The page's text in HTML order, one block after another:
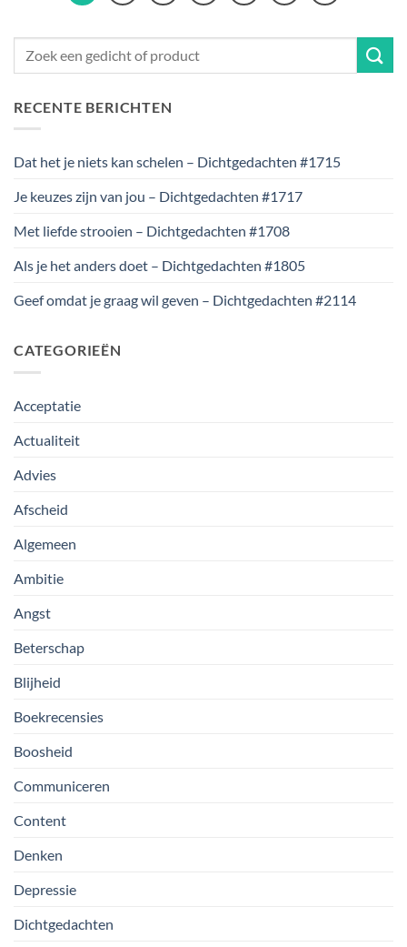
RECENTE BERICHTEN
Dat het je niets kan schelen – Dichtgedachten #1715
Je keuzes zijn van jou – Dichtgedachten #1717
Met liefde strooien – Dichtgedachten #1708
Als je het anders doet – Dichtgedachten #1805
Geef omdat je graag wil geven – Dichtgedachten #2114
CATEGORIEËN
Acceptatie
Actualiteit
Advies
Afscheid
Algemeen
Ambitie
Angst
Beterschap
Blijheid
Boekrecensies
Boosheid
Communiceren
Content
Denken
Depressie
Dichtgedachten